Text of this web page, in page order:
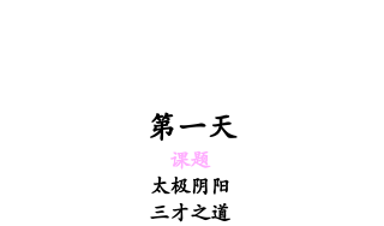
第一天
课题
太极阴阳
三才之道